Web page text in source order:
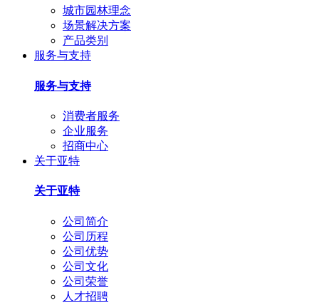
城市园林理念
场景解决方案
产品类别
服务与支持
服务与支持
消费者服务
企业服务
招商中心
关于亚特
关于亚特
公司简介
公司历程
公司优势
公司文化
公司荣誉
人才招聘